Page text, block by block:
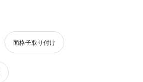
面格子取り付け